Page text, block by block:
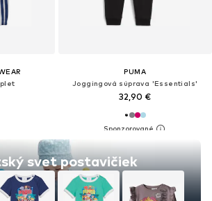
svet postavičiek
PUMA
Joggingová súprava 'Essentials'
32,90 €